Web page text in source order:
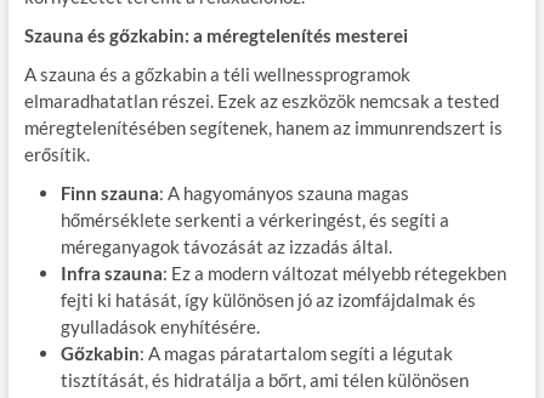
Szauna és gőzkabin: a méregtelenítés mesterei
A szauna és a gőzkabin a téli wellnessprogramok
elmaradhatatlan részei. Ezek az eszközök nemcsak a tested
méregtelenítésében segítenek, hanem az immunrendszert is
erősítik.
Finn szauna: A hagyományos szauna magas
hőmérséklete serkenti a vérkeringést, és segíti a
méreganyagok távozását az izzadás által.
Infra szauna: Ez a modern változat mélyebb rétegekben
fejti ki hatását, így különösen jó az izomfájdalmak és
gyulladások enyhítésére.
Gőzkabin: A magas páratartalom segíti a légutak
tisztítását, és hidratálja a bőrt, ami télen különösen